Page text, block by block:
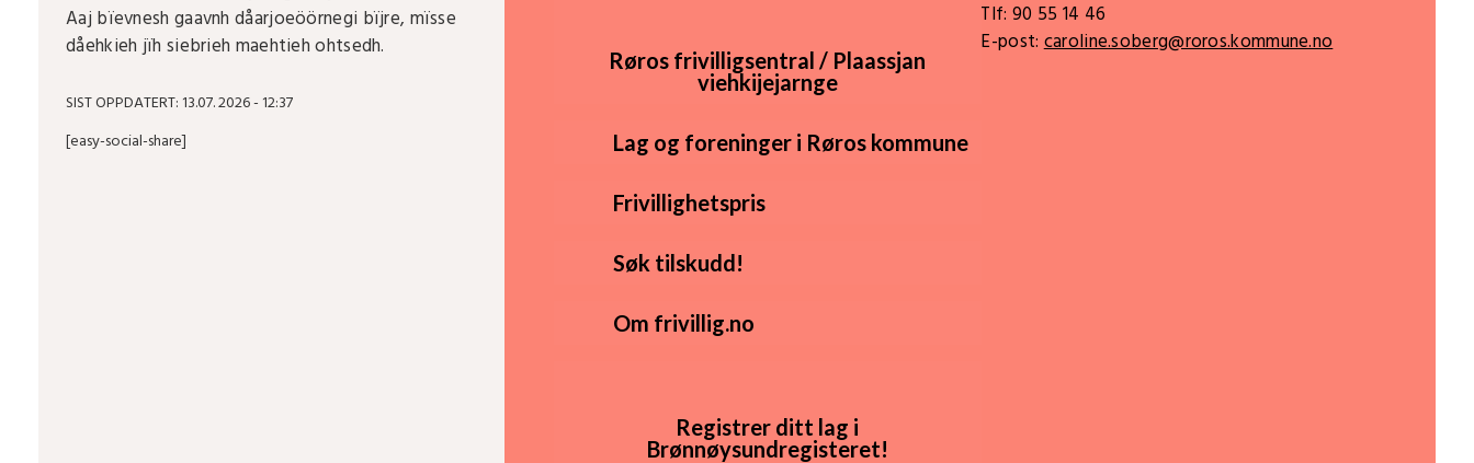
Aaj bïevnesh gaavnh dåarjoeöörnegi bïjre, mïsse
dåehkieh jïh siebrieh maehtieh ohtsedh.
SIST OPPDATERT: 13.07. 2026 - 12:37
[easy-social-share]
Røros frivilligsentral / Plaassjan
viehkijejarnge
Lag og foreninger i Røros kommune
Frivillighetspris
Søk tilskudd!
Om frivillig.no
Registrer ditt lag i
Brønnøysundregisteret!
Tlf: 90 55 14 46
E-post:caroline.soberg@roros.kommune.no